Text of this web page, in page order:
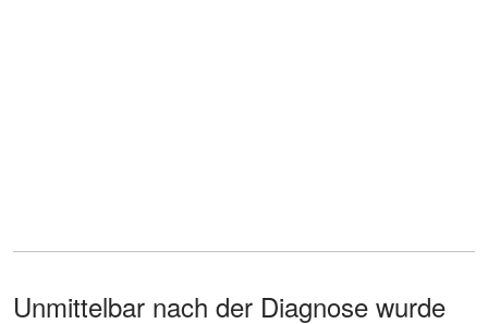
Unmittelbar nach der Diagnose wurde